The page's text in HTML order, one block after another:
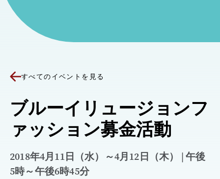
すべてのイベントを見る
ブルーイリュージョンフ
ァッション募金活動
2018年4月11日（水）～4月12日（木） | 午後
5時～午後6時45分